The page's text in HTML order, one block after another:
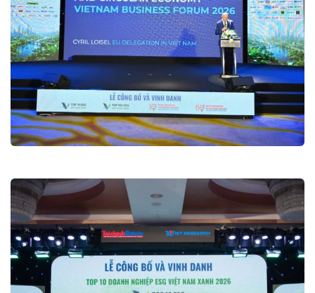
Hội thảo Doanh nghiệp Việt 2026
Hội nghị và Diễn đàn